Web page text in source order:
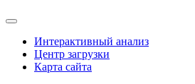
Интерактивный анализ
Центр загрузки
Карта сайта